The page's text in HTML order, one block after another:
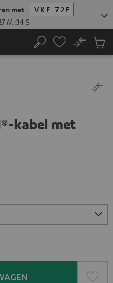
met
VKF-72F
M :33 S
Zoeken
No
kabel met